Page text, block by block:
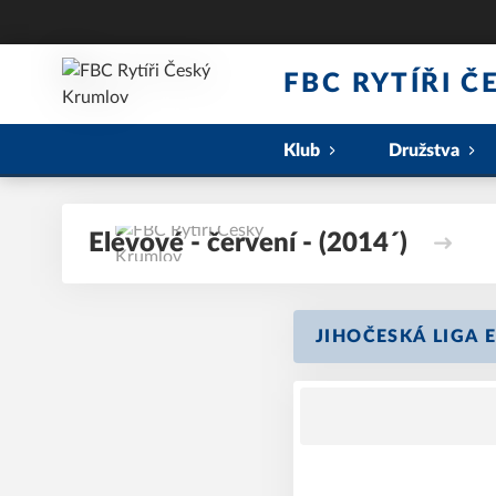
FBC RYTÍŘI
Klub Družstva
Elévové - červení - (2014´)
JIHOČESKÁ LIGA